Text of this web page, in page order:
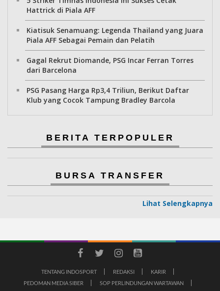
Hattrick di Piala AFF
Kiatisuk Senamuang: Legenda Thailand yang Juara
Piala AFF Sebagai Pemain dan Pelatih
Gagal Rekrut Diomande, PSG Incar Ferran Torres
dari Barcelona
PSG Pasang Harga Rp3,4 Triliun, Berikut Daftar
Klub yang Cocok Tampung Bradley Barcola
BERITA TERPOPULER
BURSA TRANSFER
Lihat Selengkapnya
TENTANG INDOSPORT REDAKSI
KARIR
PEDOMAN MEDIA SIBER
SOP PERLINDUNGAN WARTAWAN